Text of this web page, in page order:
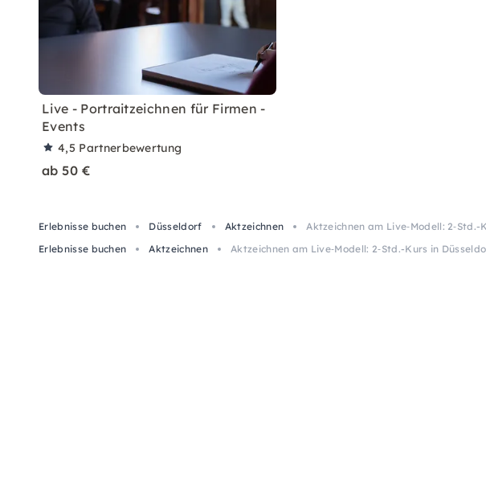
Live - Portraitzeichnen für Firmen -
Events
4,5 Partnerbewertung
ab 50 €
Erlebnisse buchen Düsseldorf Aktzeichnen
Aktzeichnen am Live‑Modell:
Erlebnisse buchen
Aktzeichnen Aktzeichnen am Live‑Modell: 2‑Std.-Kurs in